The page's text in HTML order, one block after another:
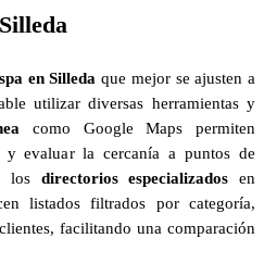
en Silleda que mejor se ajusten a
utilizar diversas herramientas y
como Google Maps permiten
y evaluar la cercanía a puntos de
los directorios especializados en
listados filtrados por categoría,
facilitando una comparación